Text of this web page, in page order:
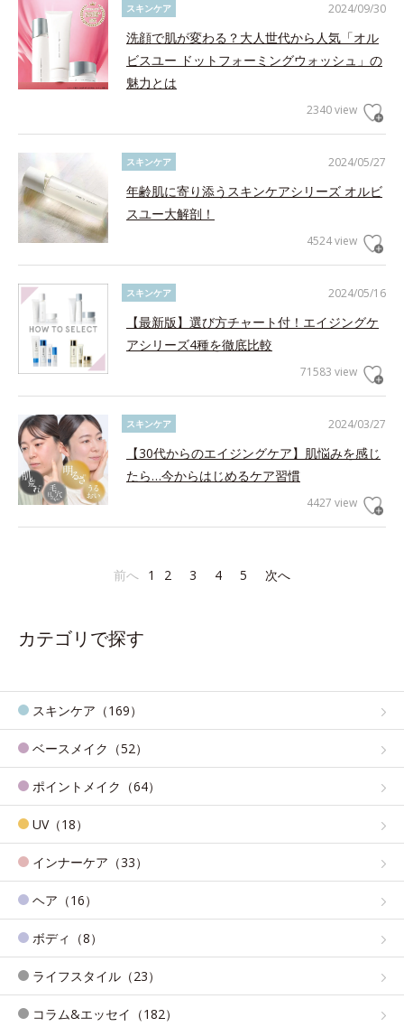
2024/09/30
スキンケア
洗顔で肌が変わる？大人世代から人気「オル
ビスユー ドットフォーミングウォッシュ」の
魅力とは
2340 view
2024/05/27
スキンケア
年齢肌に寄り添うスキンケアシリーズ オルビ
スユー大解剖！
4524 view
2024/05/16
スキンケア
【最新版】選び方チャート付！エイジングケ
アシリーズ4種を徹底比較
71583 view
2024/03/27
スキンケア
【30代からのエイジングケア】肌悩みを感じ
たら…今からはじめるケア習慣
4427 view
前へ 1 2 3 4 5 次へ
カテゴリで探す
スキンケア（169）
ベースメイク（52）
ポイントメイク（64）
UV（18）
インナーケア（33）
ヘア（16）
ボディ（8）
ライフスタイル（23）
コラム&エッセイ（182）